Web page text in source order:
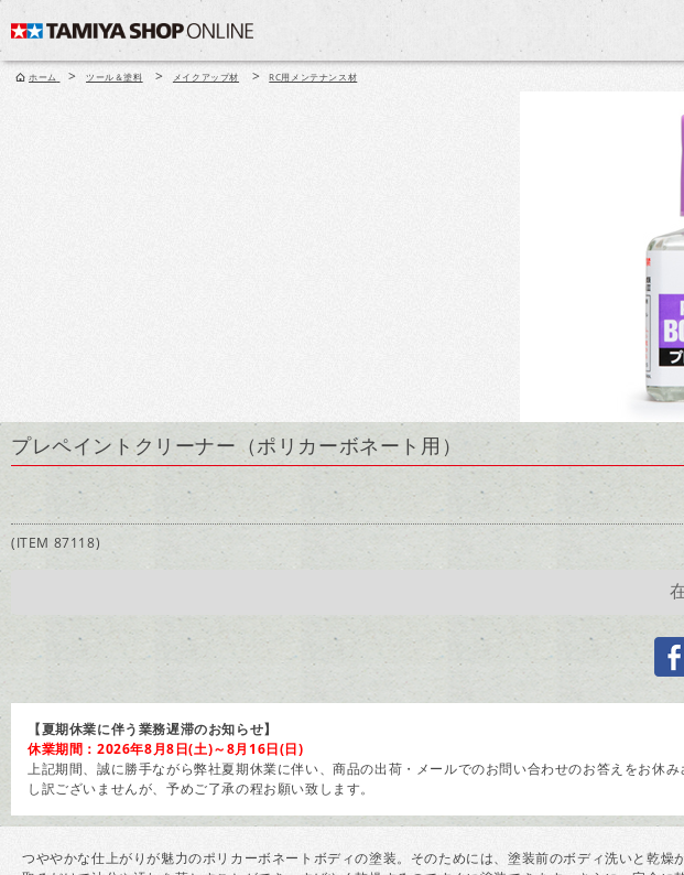
ホーム > ツール＆塗料 > メイクアップ材 > RC用メンテナンス材
プレペイントクリーナー（ポリカーボネート用）
(ITEM 87118)
【夏期休業に伴う業務遅滞のお知らせ】
休業期間：2026年8月8日(土)～8月16日(日)
上記期間、誠に勝手ながら弊社夏期休業に伴い、商品の出荷・メールでのお問い合わせのお答えをお
し訳ございませんが、予めご了承の程お願い致します。
つややかな仕上がりが魅力のポリカーボネートボディの塗装。そのためには、塗装前のボディ洗いと乾